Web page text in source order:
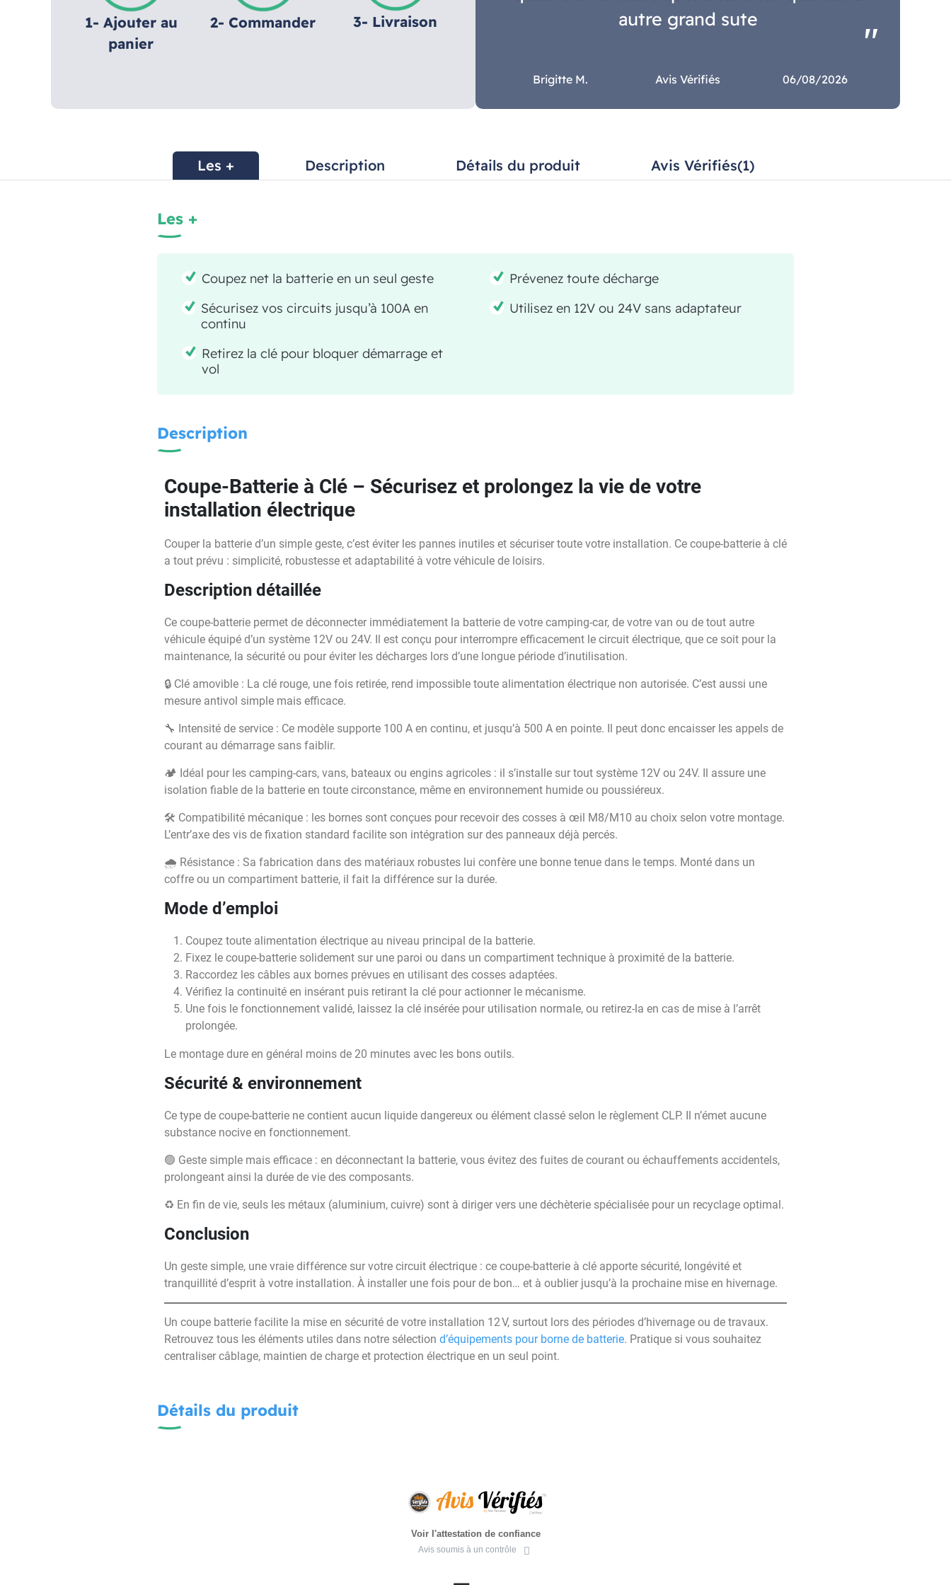
1- Ajouter au
panier
2- Commander 3- Livraison
autre grand sute
Brigitte M. Avis Vérifiés 06/08/2026
Les + Description Détails du produit Avis Vérifiés(1)
Les +
Coupez net la batterie en un seul geste
Prévenez toute décharge
Sécurisez vos circuits jusqu’à 100A en
continu
Utilisez en 12V ou 24V sans adaptateur
Retirez la clé pour bloquer démarrage et
vol
Description
Coupe-Batterie à Clé – Sécurisez et prolongez la vie de votre
installation électrique
Couper la batterie d’un simple geste, c’est éviter les pannes inutiles et sécuriser toute votre installation. Ce coupe-batterie à clé
a tout prévu : simplicité, robustesse et adaptabilité à votre véhicule de loisirs.
Description détaillée
Ce coupe-batterie permet de déconnecter immédiatement la batterie de votre camping-car, de votre van ou de tout autre
véhicule équipé d’un système 12V ou 24V. Il est conçu pour interrompre efficacement le circuit électrique, que ce soit pour la
maintenance, la sécurité ou pour éviter les décharges lors d’une longue période d’inutilisation.
🔒 Clé amovible : La clé rouge, une fois retirée, rend impossible toute alimentation électrique non autorisée. C’est aussi une
mesure antivol simple mais efficace.
🔧 Intensité de service : Ce modèle supporte 100 A en continu, et jusqu’à 500 A en pointe. Il peut donc encaisser les appels de
courant au démarrage sans faiblir.
🏕️ Idéal pour les camping-cars, vans, bateaux ou engins agricoles : il s’installe sur tout système 12V ou 24V. Il assure une
isolation fiable de la batterie en toute circonstance, même en environnement humide ou poussiéreux.
🛠️ Compatibilité mécanique : les bornes sont conçues pour recevoir des cosses à œil M8/M10 au choix selon votre montage.
L’entr’axe des vis de fixation standard facilite son intégration sur des panneaux déjà percés.
🌧️ Résistance : Sa fabrication dans des matériaux robustes lui confère une bonne tenue dans le temps. Monté dans un
coffre ou un compartiment batterie, il fait la différence sur la durée.
Mode d’emploi
Coupez toute alimentation électrique au niveau principal de la batterie.
Fixez le coupe-batterie solidement sur une paroi ou dans un compartiment technique à proximité de la batterie.
Raccordez les câbles aux bornes prévues en utilisant des cosses adaptées.
Vérifiez la continuité en insérant puis retirant la clé pour actionner le mécanisme.
Une fois le fonctionnement validé, laissez la clé insérée pour utilisation normale, ou retirez-la en cas de mise à l’arrêt
prolongée.
Le montage dure en général moins de 20 minutes avec les bons outils.
Sécurité & environnement
Ce type de coupe-batterie ne contient aucun liquide dangereux ou élément classé selon le règlement CLP. Il n’émet aucune
substance nocive en fonctionnement.
🟢 Geste simple mais efficace : en déconnectant la batterie, vous évitez des fuites de courant ou échauffements accidentels,
prolongeant ainsi la durée de vie des composants.
♻️ En fin de vie, seuls les métaux (aluminium, cuivre) sont à diriger vers une déchèterie spécialisée pour un recyclage optimal.
Conclusion
Un geste simple, une vraie différence sur votre circuit électrique : ce coupe-batterie à clé apporte sécurité, longévité et
tranquillité d’esprit à votre installation. À installer une fois pour de bon… et à oublier jusqu’à la prochaine mise en hivernage.
Un coupe batterie facilite la mise en sécurité de votre installation 12 V, surtout lors des périodes d’hivernage ou de travaux.
Retrouvez tous les éléments utiles dans notre sélection d’équipements pour borne de batterie. Pratique si vous souhaitez
centraliser câblage, maintien de charge et protection électrique en un seul point.
Détails du produit
Voir l'attestation de confiance
Avis soumis à un contrôle